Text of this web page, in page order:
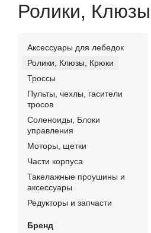
Ролики,
Аксессуары для лебедок
Ролики, Клюзы, Крюки
Троссы
Пульты, чехлы, гасители
тросов
Соленоиды, Блоки
управления
Моторы, щетки
Части корпуса
Такелажные проушины и
аксессуары
Редукторы и запчасти
Бренд